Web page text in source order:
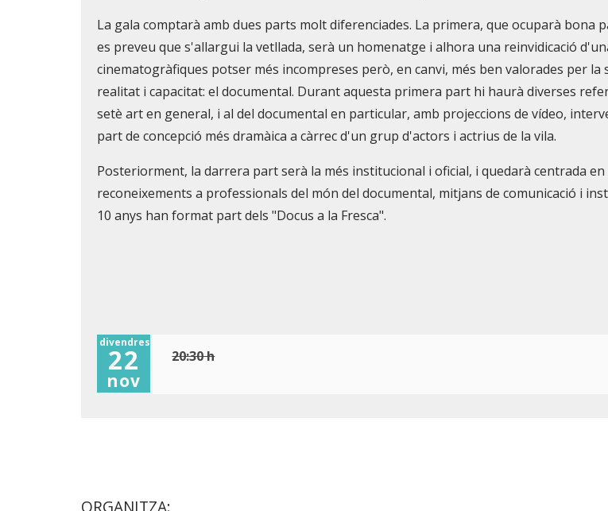
La gala comptarà amb dues parts molt diferenciades. La primera, que ocuparà bona
es preveu que s'allargui la vetllada, serà un homenatge i alhora una reinvidicació
cinematogràfiques potser més incompreses però, en canvi, més ben valorades per la
realitat i capacitat: el documental. Durant aquesta primera part hi haurà diverses
setè art en general, i al del documental en particular, amb projeccions de vídeo,
part de concepció més dramàica a càrrec d'un grup d'actors i actrius de la vila.
Posteriorment, la darrera part serà la més institucional i oficial, i quedarà centrada
reconeixements a professionals del món del documental, mitjans de comunicació i
10 anys han format part dels "Docus a la Fresca".
divendres
22
nov
20:30 h